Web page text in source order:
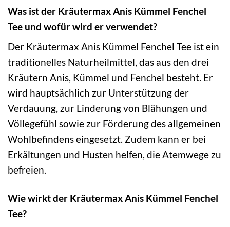
Was ist der Kräutermax Anis Kümmel Fenchel
Tee und wofür wird er verwendet?
Der Kräutermax Anis Kümmel Fenchel Tee ist ein
traditionelles Naturheilmittel, das aus den drei
Kräutern Anis, Kümmel und Fenchel besteht. Er
wird hauptsächlich zur Unterstützung der
Verdauung, zur Linderung von Blähungen und
Völlegefühl sowie zur Förderung des allgemeinen
Wohlbefindens eingesetzt. Zudem kann er bei
Erkältungen und Husten helfen, die Atemwege zu
befreien.
Wie wirkt der Kräutermax Anis Kümmel Fenchel
Tee?